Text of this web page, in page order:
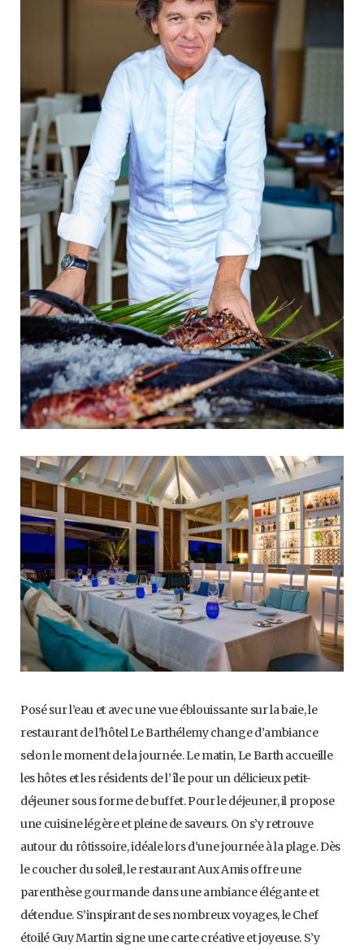
Posé sur l’eau et avec une vue éblouissante sur la baie, le
restaurant de l’hôtel Le Barthélemy change d’ambiance
selon le moment de la journée. Le matin, Le Barth accueille
les hôtes et les résidents de l’île pour un délicieux petit-
déjeuner sous forme de buffet. Pour le déjeuner, il propose
une cuisine légère et pleine de saveurs. On s’y retrouve
autour du rôtissoire, idéale lors d’une journée à la plage. Dès
le coucher du soleil, le restaurant Aux Amis offre une
parenthèse gourmande dans une ambiance élégante et
détendue. S’inspirant de ses nombreux voyages, le Chef
étoilé Guy Martin signe une carte créative et joyeuse. S’y